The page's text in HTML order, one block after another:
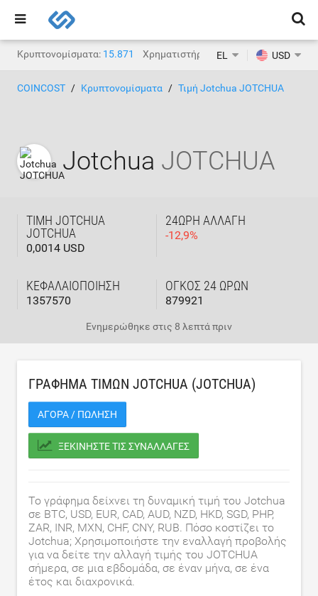
Κρυπτονομίσματα: 15.871 Χρηματιστήρια κρυπτονομισμάτων:
EL USD
COINCOST Κρυπτονομίσματα Τιμή Jotchua JOTCHUA
Jotchua JOTCHUA
ΤΙΜΉ JOTCHUA
JOTCHUA
0,0014 USD
24ΩΡΗ ΑΛΛΑΓΉ
-12,9%
ΚΕΦΑΛΑΙΟΠΟΊΗΣΗ
1357570
ΌΓΚΟΣ 24 ΩΡΏΝ
879921
Ενημερώθηκε στις 8 λεπτά πριν
ΓΡΆΦΗΜΑ ΤΙΜΏΝ JOTCHUA (JOTCHUA)
ΑΓΟΡΆ / ΠΏΛΗΣΗ
ΞΕΚΙΝΉΣΤΕ ΤΙΣ ΣΥΝΑΛΛΑΓΈΣ
Το γράφημα δείχνει τη δυναμική τιμή του Jotchua
σε BTC, USD, EUR, CAD, AUD, NZD, HKD, SGD, PHP,
ZAR, INR, MXN, CHF, CNY, RUB. Πόσο κοστίζει το
Jotchua; Χρησιμοποιήστε την εναλλαγή προβολής
για να δείτε την αλλαγή τιμής του JOTCHUA
σήμερα, σε μια εβδομάδα, σε έναν μήνα, σε ένα
έτος και διαχρονικά.